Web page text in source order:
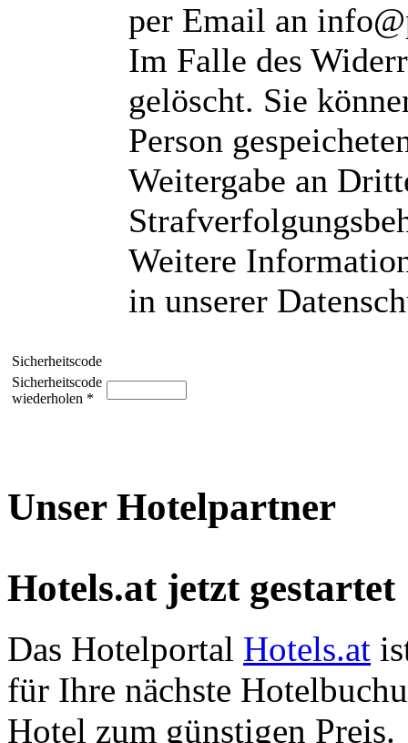
per Email an
Im Falle des
gelöscht. Sie
Person
Weitergabe an
Weitere
in unserer
Sicherheitscode
Sicherheitscode
wiederholen *
Unser Hotelpartner
Hotels.at jetzt gestartet
Das Hotelportal Hotels.at
für Ihre nächste
Hotel zum günstigen Preis.